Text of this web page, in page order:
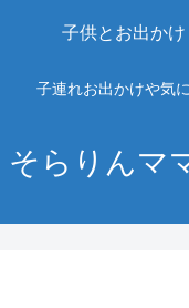
子連れお出かけや気
そらりんマ
子供とお出かけ